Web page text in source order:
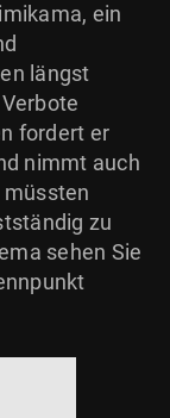
ein
längst
fordert er
nimmt auch
zu
sehen Sie